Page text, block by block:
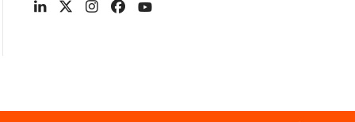
LinkedIn
X Instagram
Facebook
YouTube